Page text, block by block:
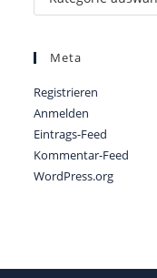
Meta
Registrieren
Anmelden
Eintrags-Feed
Kommentar-Feed
WordPress.org